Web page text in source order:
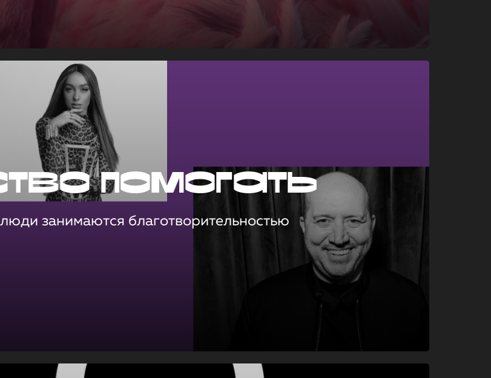
помогать
занимаются благотворительностью